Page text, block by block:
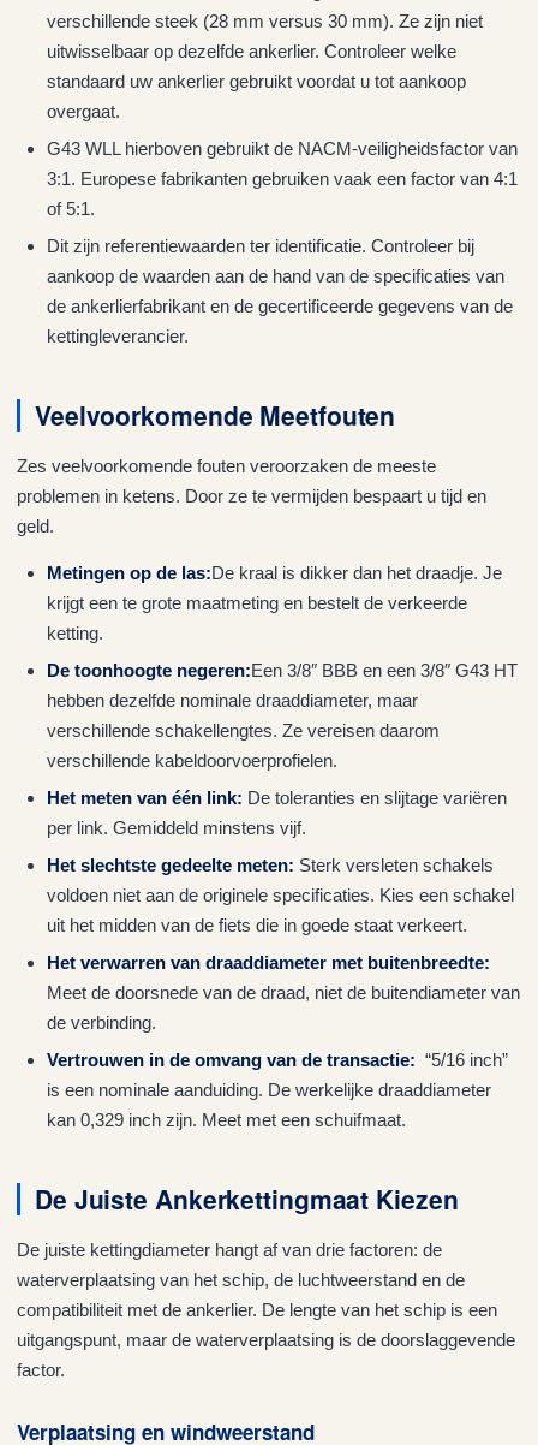
verschillende steek (28 mm versus 30 mm). Ze zijn niet
uitwisselbaar op dezelfde ankerlier. Controleer welke
standaard uw ankerlier gebruikt voordat u tot aankoop
overgaat.
G43 WLL hierboven gebruikt de NACM-veiligheidsfactor van
3:1. Europese fabrikanten gebruiken vaak een factor van 4:1
of 5:1.
Dit zijn referentiewaarden ter identificatie. Controleer bij
aankoop de waarden aan de hand van de specificaties van
de ankerlierfabrikant en de gecertificeerde gegevens van de
kettingleverancier.
Veelvoorkomende Meetfouten
Zes veelvoorkomende fouten veroorzaken de meeste
problemen in ketens. Door ze te vermijden bespaart u tijd en
geld.
Metingen op de las:De kraal is dikker dan het draadje. Je
krijgt een te grote maatmeting en bestelt de verkeerde
ketting.
De toonhoogte negeren:Een 3/8″ BBB en een 3/8″ G43 HT
hebben dezelfde nominale draaddiameter, maar
verschillende schakellengtes. Ze vereisen daarom
verschillende kabeldoorvoerprofielen.
Het meten van één link: De toleranties en slijtage variëren
per link. Gemiddeld minstens vijf.
Het slechtste gedeelte meten: Sterk versleten schakels
voldoen niet aan de originele specificaties. Kies een schakel
uit het midden van de fiets die in goede staat verkeert.
Het verwarren van draaddiameter met buitenbreedte:
Meet de doorsnede van de draad, niet de buitendiameter van
de verbinding.
Vertrouwen in de omvang van de transactie: “5/16 inch”
is een nominale aanduiding. De werkelijke draaddiameter
kan 0,329 inch zijn. Meet met een schuifmaat.
De Juiste Ankerkettingmaat Kiezen
De juiste kettingdiameter hangt af van drie factoren: de
waterverplaatsing van het schip, de luchtweerstand en de
compatibiliteit met de ankerlier. De lengte van het schip is een
uitgangspunt, maar de waterverplaatsing is de doorslaggevende
factor.
Verplaatsing en windweerstand